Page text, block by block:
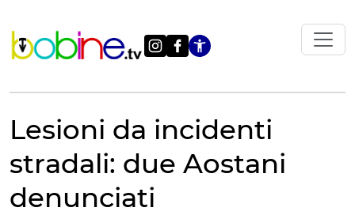
contenuto
Apri le
Lesioni da incidenti
stradali: due Aostani
denunciati